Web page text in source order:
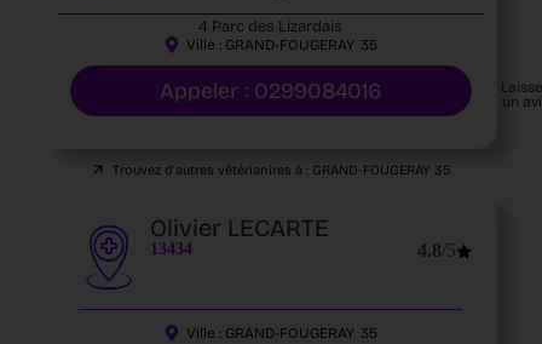
4 Parc des Lizardais
Ville : GRAND-FOUGERAY 35
Appeler : 0299084016
un
Trouvez d'autres vétérianires à : GRAND-FOUGERAY 35
Olivier LECARTE
13434 4.8/5
Ville : GRAND-FOUGERAY 35